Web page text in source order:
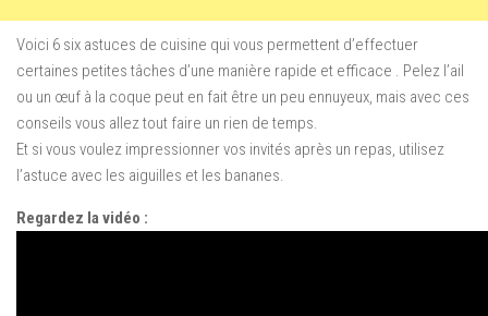
Voici 6 six astuces de cuisine qui vous permettent d’effectuer
certaines petites tâches d’une manière rapide et efficace . Pelez l’ail
ou un œuf à la coque peut en fait être un peu ennuyeux, mais avec ces
conseils vous allez tout faire un rien de temps.
Et si vous voulez impressionnervos invités après un repas, utilisez
l’astuce avec les aiguilles et les bananes.
Regardez la vidéo :